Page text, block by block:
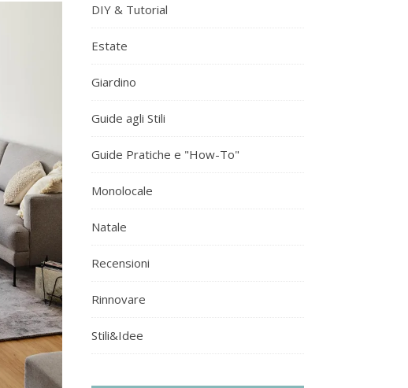
DIY & Tutorial
Estate
Giardino
Guide agli Stili
Guide Pratiche e "How-To"
Monolocale
Natale
Recensioni
Rinnovare
Stili&Idee